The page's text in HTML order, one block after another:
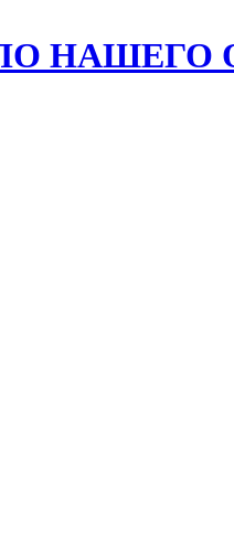
НАШЕГО